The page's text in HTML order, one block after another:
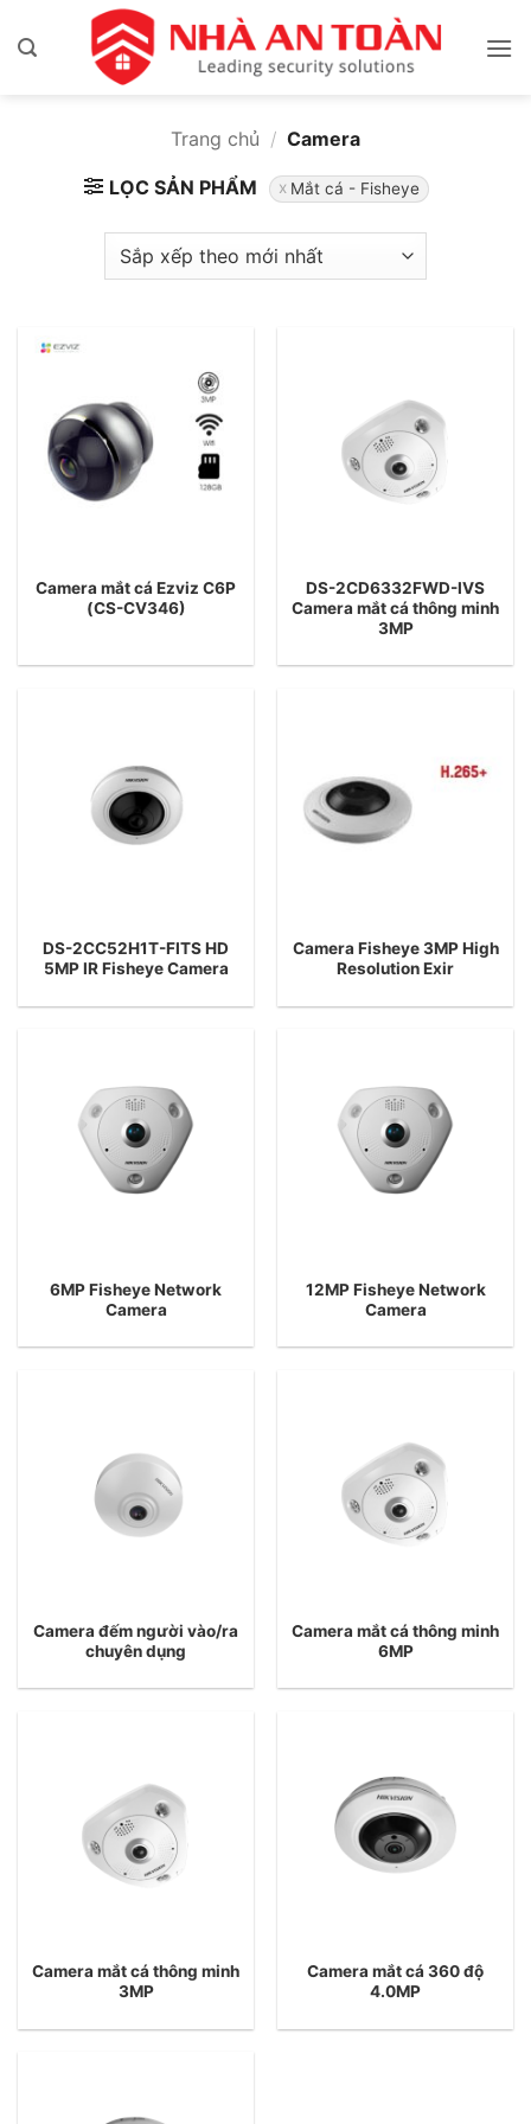
qua
Trang chủ / Camera
LỌC SẢN PHẨM Mắt cá - Fisheye
Camera mắt cá Ezviz C6P
(CS-CV346)
DS-2CD6332FWD-IVS
Camera mắt cá thông minh
3MP
DS-2CC52H1T-FITS HD
5MP IR Fisheye Camera
Camera Fisheye 3MP High
Resolution Exir
6MP Fisheye Network
Camera
12MP Fisheye Network
Camera
Camera đếm người vào/ra
chuyên dụng
Camera mắt cá thông minh
6MP
Camera mắt cá thông minh
3MP
Camera mắt cá 360 độ
4.0MP